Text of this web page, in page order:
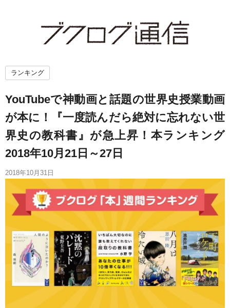
ランキング
YouTubeで神動画と話題の世界史授業動画
が本に！『一度読んだら絶対に忘れない世
界史の教科書』が急上昇！本ランキング
2018年10月21日～27日
2018年10月31日